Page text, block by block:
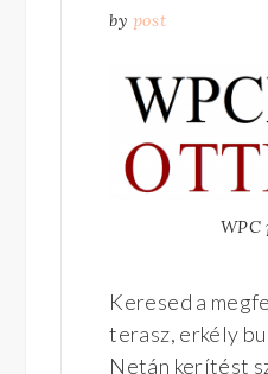
by post
WPC
Keresed a
terasz, erkély
Netán kerítést